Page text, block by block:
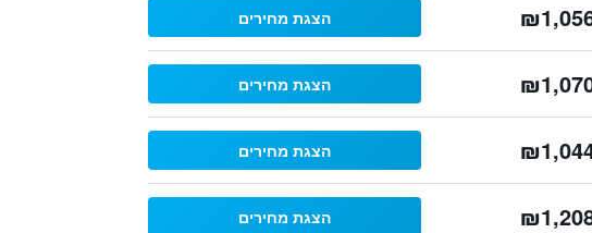
הצגת מחירים
הצגת מחירים
הצגת מחירים
הצגת מחירים